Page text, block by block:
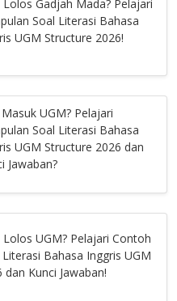
Lolos Gadjah Mada? Pelajari
Soal Literasi Bahasa
UGM Structure 2026!
UGM? Pelajari
Soal Literasi Bahasa
UGM Structure 2026 dan
Jawaban?
Lolos UGM? Pelajari Contoh
Literasi Bahasa Inggris UGM
dan Kunci Jawaban!